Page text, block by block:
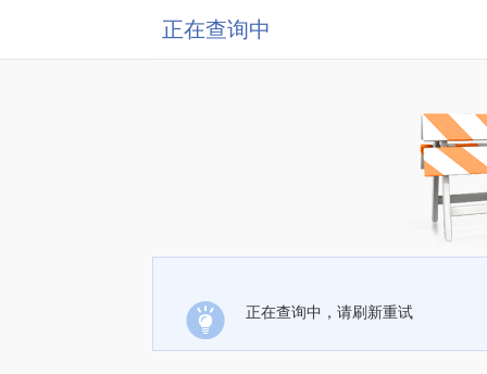
正在查询中
正在查询中，请刷新重试